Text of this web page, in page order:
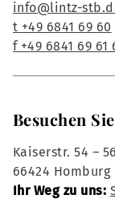
info@lintz-
t +49 6841 69 60
f +49 6841 69 61
Besuchen
Kaiserstr. 54 – 56
66424 Homburg
Ihr Weg zu uns: